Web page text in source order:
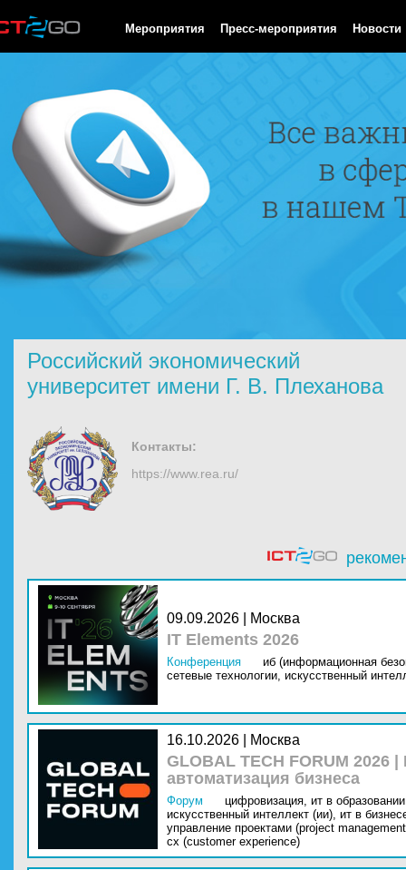
Мероприятия Пресс-мероприятия Новости
Российский экономический
университет имени Г. В. Плеханова
Контакты:
https://www.rea.ru/
09.09.2026 | Москва
IT Elements 2026
Конференция
иб (информационная
сетевые технологии, искусственный
16.10.2026 | Москва
GLOBAL TECH FORUM
автоматизация бизнеса
Форум цифровизация, ит в
искусственный интеллект (ии), ит в
управление проектами (project
cx (customer experience)